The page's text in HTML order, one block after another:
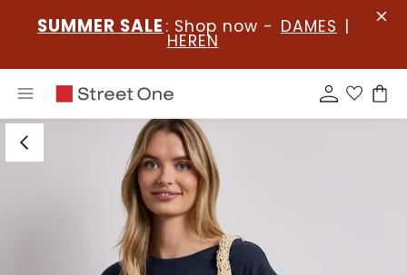
SUMMER SALE : Shop now - DAMES |
HEREN